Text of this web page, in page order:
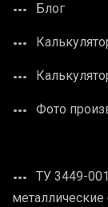
Блог
Фото
ТУ 3449-